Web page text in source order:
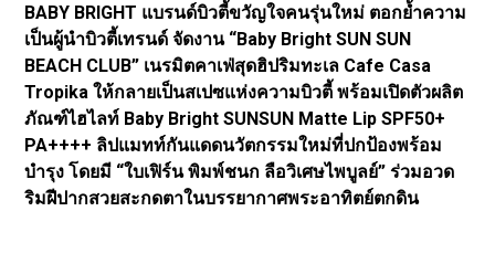
BABY BRIGHT แบรนด์บิวตี้ขวัญใจคนรุ่นใหม่ ตอกย้ำความ
เป็นผู้นำบิวตี้เทรนด์ จัดงาน “Baby Bright SUN SUN
BEACH CLUB” เนรมิตคาเฟ่สุดฮิปริมทะเล Cafe Casa
Tropika ให้กลายเป็นสเปซแห่งความบิวตี้ พร้อมเปิดตัวผลิต
ภัณฑ์ไฮไลท์ Baby Bright SUNSUN Matte Lip SPF50+
PA++++ ลิปแมทท์กันแดดนวัตกรรมใหม่ที่ปกป้องพร้อม
บำรุง โดยมี “ใบเฟิร์น พิมพ์ชนก ลือวิเศษไพบูลย์” ร่วมอวด
ริมฝีปากสวยสะกดตาในบรรยากาศพระอาทิตย์ตกดิน